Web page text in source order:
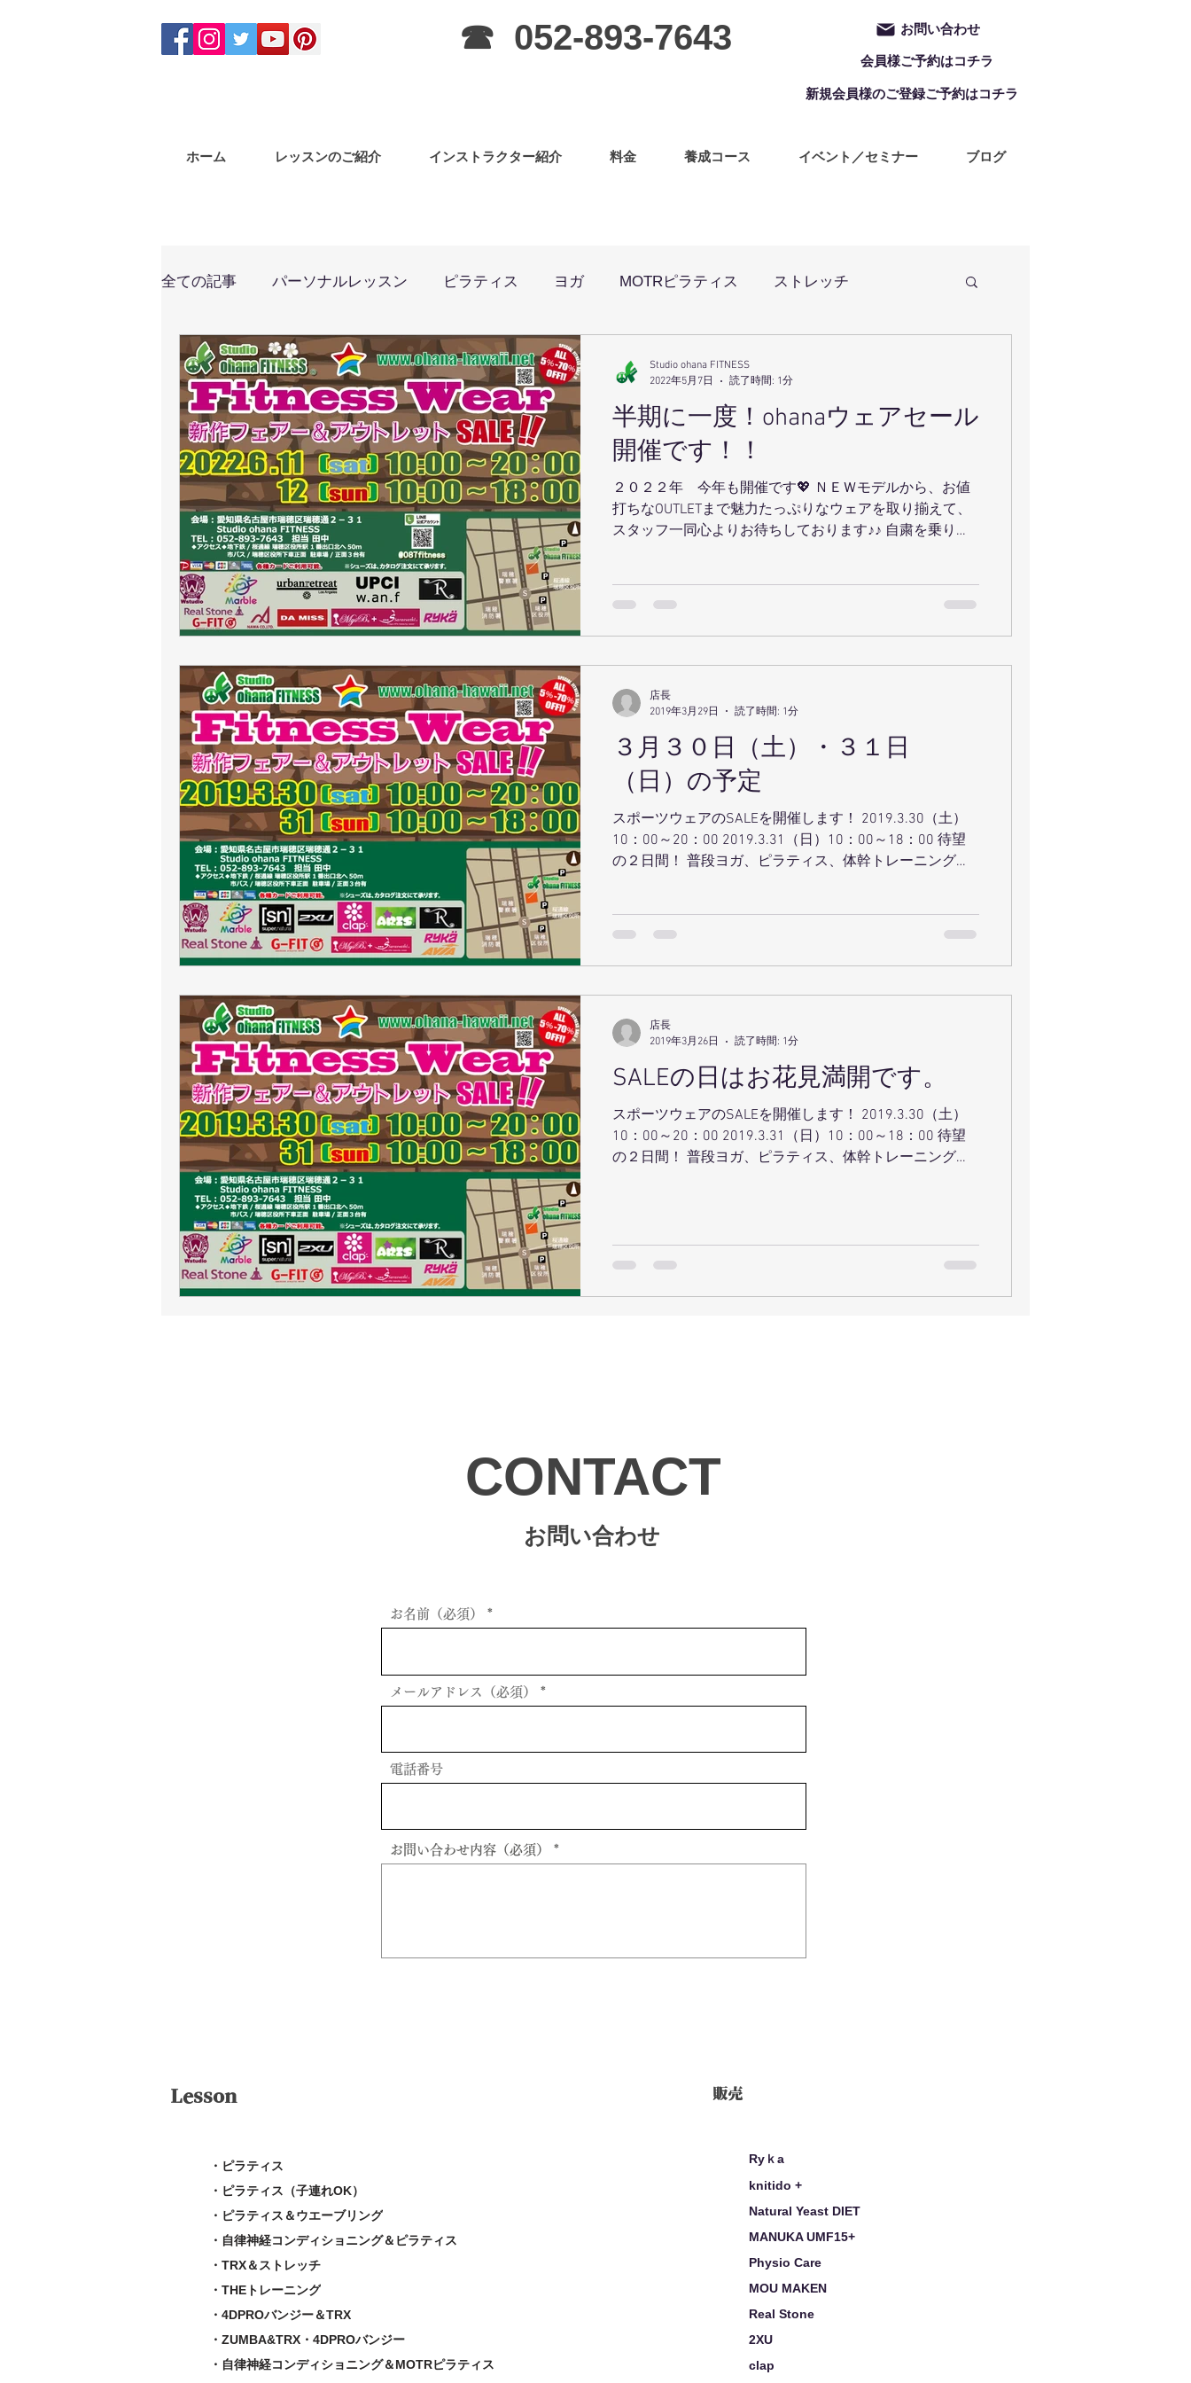
☎ 052-893-7643 お問い合わせ
会員様ご予約はコチラ
新規会員様のご登録ご予約はコチラ
ホーム レッスンのご紹介 インストラクター紹介 料金 養成コース イベント／セミナー ブログ
全ての記事 パーソナルレッスン ピラティス ヨガ MOTRピラティス ストレッチ
からだ回復 体幹トレーニング マサラバングラ
日曜祝祭日は定休日 ZUMBA ウェーブストレッチ 足育 ohanaStyleDiet TRX
４DPROバンジーフィットネス ジャイロキネシス 令和 テクニカル養成コース
パーソナルストレッチ 解剖学セミナー スポーツウェアSALE
ポールウォーキング ピラティス養成コース 講演会 ダンス オリジナルパーカー
半期に一度！ohanaウェアセール
開催です！！
２０２２年 今年も開催です💖 ＮＥＷモデルから、お値
打ちなOUTLETまで魅力たっぷりなウェアを取り揃えて、
スタッフ一同心よりお待ちしております♪♪ 自粛を乗り越
Studio ohana FITNESS
2022年5月7日
読了時間: 1分
３月３０日（土）・３１日
（日）の予定
スポーツウェアのSALEを開催します！ 2019.3.30（土）
10：00～20：00 2019.3.31（日）10：00～18：00 待望
の２日間！ 普段ヨガ、ピラティス、体幹トレーニング、
店長
2019年3月29日
読了時間: 1分
SALEの日はお花見満開です。
スポーツウェアのSALEを開催します！ 2019.3.30（土）
10：00～20：00 2019.3.31（日）10：00～18：00 待望
の２日間！ 普段ヨガ、ピラティス、体幹トレーニング、
店長
2019年3月26日
読了時間: 1分
CONTACT
お問い合わせ
お名前（必須）
メールアドレス（必須）
電話番号
お問い合わせ内容（必須）
Lesson
・ピラティス
・ピラティス（子連れOK）
・ピラティス＆ウエーブリング
・自律神経コンディショニング＆ピラティス
・TRX＆ストレッチ
・THEトレーニング
・4DPROバンジー＆TRX
・ZUMBA&TRX・4DPROバンジー
・自律神経コンディショニング＆MOTRピラティス
販売
Ryｋa
knitido +
Natural Yeast DIET
MANUKA UMF15+
Physio Care
MOU MAKEN
Real Stone
2XU
clap